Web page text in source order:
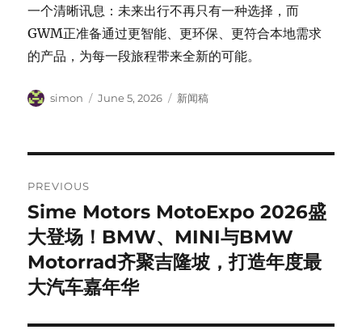
一个清晰讯息：未来出行不再只有一种选择，而
GWM正准备通过更智能、更环保、更符合本地需求
的产品，为每一段旅程带来全新的可能。
Author
simon
Posted
June 5, 2026 Categories
新闻稿
navigation
PREVIOUS
Previous
post:
Sime Motors MotoExpo 2026盛
大登场！BMW、MINI与BMW
Motorrad齐聚吉隆坡，打造年度最
大汽车嘉年华